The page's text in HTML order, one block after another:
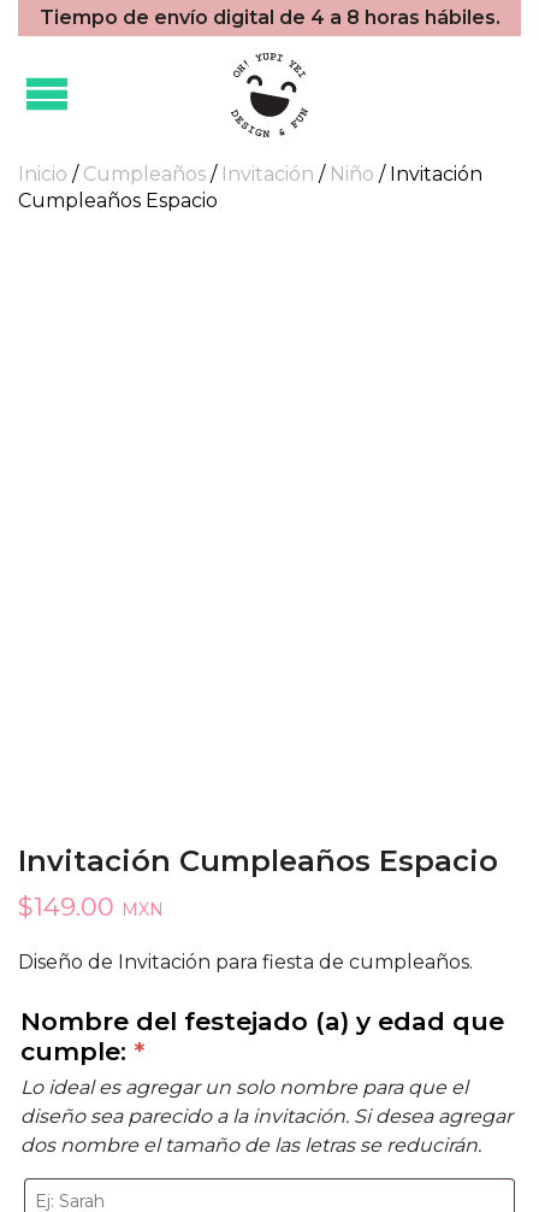
Tiempo de envío digital de 4 a 8 horas hábiles.
Inicio / Cumpleaños / Invitación / Niño / Invitación
Cumpleaños Espacio
Invitación Cumpleaños Espacio
$149.00 MXN
Diseño de Invitación para fiesta de cumpleaños.
Nombre del festejado (a) y edad que
cumple: *
Lo ideal es agregar un solo nombre para que el
diseño sea parecido a la invitación. Si desea agregar
dos nombre el tamaño de las letras se reducirán.